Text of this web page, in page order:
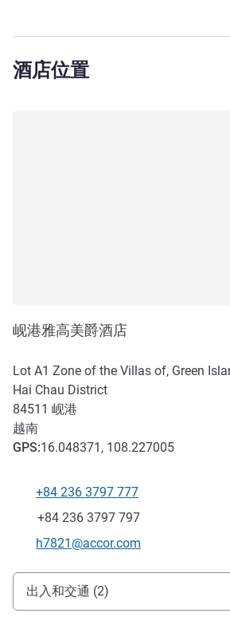
酒店位置
岘港雅高美爵酒店
Lot A1 Zone of the Villas of, Green
Hai Chau District
84511 岘港
越南
GPS:16.048371, 108.227005
电话
+84 236 3797 777
传真
+84 236 3797 797
联系电子邮件
h7821@accor.com
抵达和交通
出入和交通 (2)